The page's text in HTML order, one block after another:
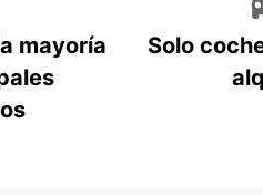
mayoría
Solo